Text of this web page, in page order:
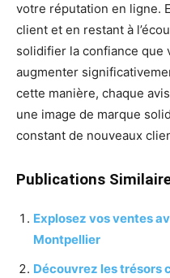
votre réputation en ligne.
client et en restant à
solidifier la confiance que
augmenter
cette manière, chaque
une image de marque
constant de nouveaux
Publications
Explosez vos ventes
Montpellier
Découvrez les trésors